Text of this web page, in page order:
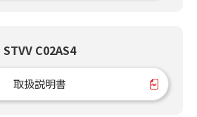
STVV C02AS4
取扱説明書